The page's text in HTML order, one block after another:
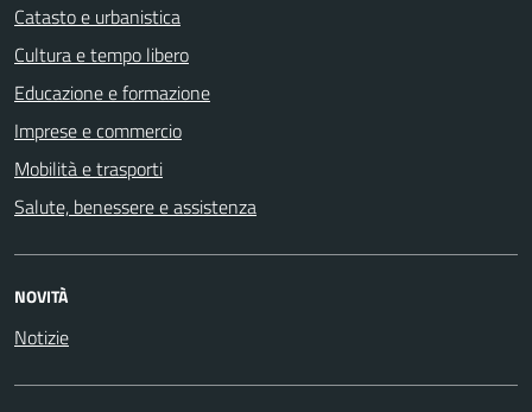
Catasto e urbanistica
Cultura e tempo libero
Educazione e formazione
Imprese e commercio
Mobilità e trasporti
Salute, benessere e assistenza
NOVITÀ
Notizie